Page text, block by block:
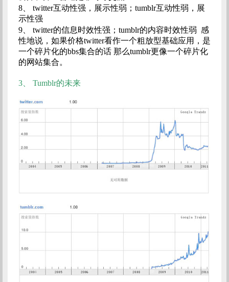
8、
twitter互动性强，展示性弱；tumblr互动性弱，展
示性强
9、
twitter的信息时效性强；tumblr的内容时效性弱 感
性地说，如果价格twitter看作一个粗放型基础应用，是
一个碎片化的bbs集合的话 那么tumblr更像一个碎片化
的网站集合。
3、 Tumblr的未来